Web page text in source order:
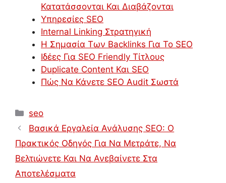
Κατατάσσονται Και Διαβάζονται
Υπηρεσίες SEO
Internal Linking Στρατηγική
Η Σημασία Των Backlinks Για Το SEO
Ιδέες Για SEO Friendly Τίτλους
Duplicate Content Και SEO
Πώς Να Κάνετε SEO Audit Σωστά
Κατηγορίες
seo
Βασικά Εργαλεία Ανάλυσης SEO: Ο
Πρακτικός Οδηγός Για Να Μετράτε, Να
Βελτιώνετε Και Να Ανεβαίνετε Στα
Αποτελέσματα